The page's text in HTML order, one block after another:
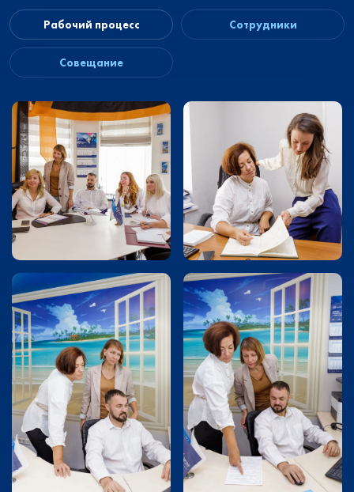
Рабочий процесс Сотрудники
Совещание